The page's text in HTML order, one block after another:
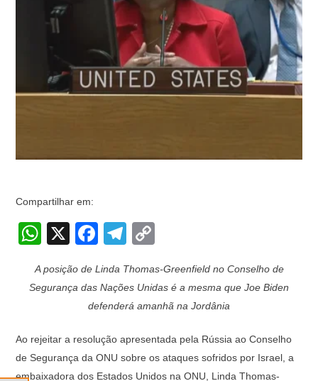
Compartilhar em:
W
at
s
p
p
X
F
c
e
o
o
T
e
gr
m
p
y
n
k
A posição de Linda Thomas-Greenfield no Conselho de
Segurança das Nações Unidas é a mesma que Joe Biden
defenderá amanhã na Jordânia
Ao rejeitar a resolução apresentada pela Rússia ao Conselho
de Segurança da ONU sobre os ataques sofridos por Israel, a
embaixadora dos Estados Unidos na ONU, Linda Thomas-